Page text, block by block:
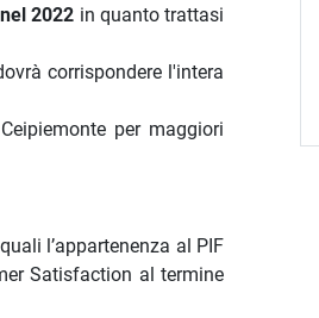
2022 in quanto trattasi
corrispondere l'intera
per maggiori
l’appartenenza al PIF
Satisfaction al termine